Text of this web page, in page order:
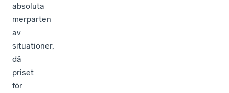
absoluta
merparten
av
situationer,
då
priset
för